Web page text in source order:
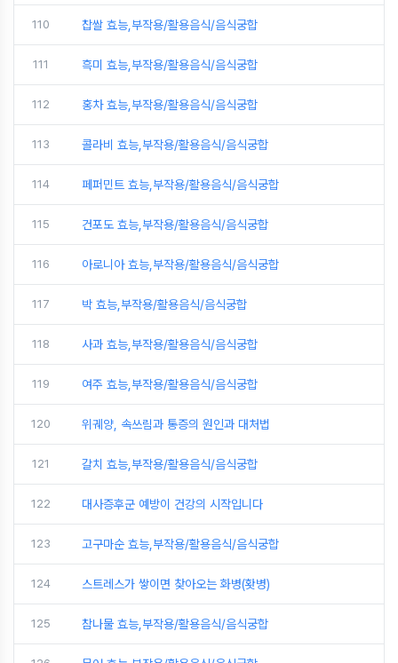
110 찹쌀 효능,부작용/활용음식/음식궁합
111 흑미 효능,부작용/활용음식/음식궁합
112 홍차 효능,부작용/활용음식/음식궁합
113 콜라비 효능,부작용/활용음식/음식궁합
114 페퍼민트 효능,부작용/활용음식/음식궁합
115 건포도 효능,부작용/활용음식/음식궁합
116 아로니아 효능,부작용/활용음식/음식궁합
117 박 효능,부작용/활용음식/음식궁합
118 사과 효능,부작용/활용음식/음식궁합
119 여주 효능,부작용/활용음식/음식궁합
120 위궤양, 속쓰림과 통증의 원인과 대처법
121 갈치 효능,부작용/활용음식/음식궁합
122 대사증후군 예방이 건강의 시작입니다
123 고구마순 효능,부작용/활용음식/음식궁합
124 스트레스가 쌓이면 찾아오는 화병(홧병)
125 참나물 효능,부작용/활용음식/음식궁합